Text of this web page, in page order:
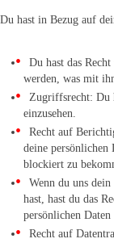
Du hast in Bezug auf
Du hast das
werden, was mit
Zugriffsrecht: Du
einzusehen.
Recht auf
deine persönlichen
blockiert zu
Wenn du uns
hast, hast du das
persönlichen Daten
Recht auf